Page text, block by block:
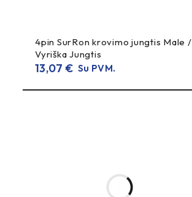
4pin SurRon krovimo jungtis Male /
Vyriška Jungtis
13,07€ Su PVM.